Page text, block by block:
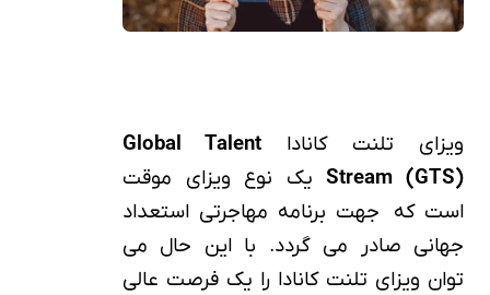
ویزای تلنت کانادا
Global Talent
Stream (GTS)یک نوع ویزای موقت
است که جهت برنامه مهاجرتی استعداد
جهانی صادر می گردد. با این حال می
توان ویزای تلنت کانادا را یک فرصت عالی